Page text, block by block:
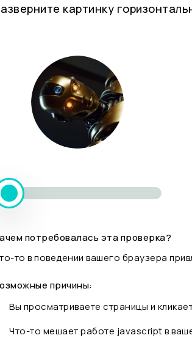
картинку
потребовалась эта проверка?
то в поведении вашего браузера
причины:
Вы просматриваете страницы и
Что-то мешает работе javascript в